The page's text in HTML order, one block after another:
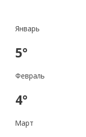
Январь
5°
Февраль
4°
Март